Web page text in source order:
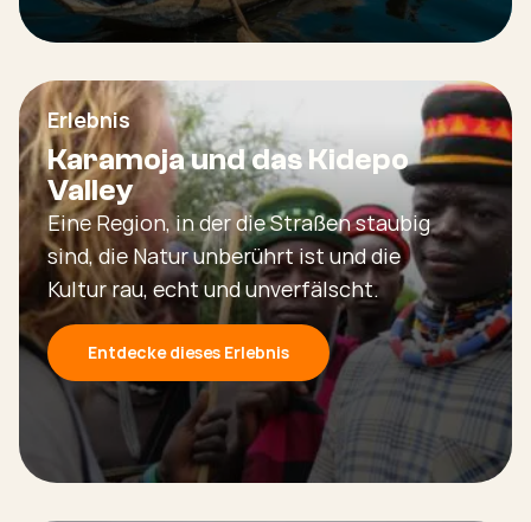
Erlebnis
Karamoja und das Kidepo
Valley
Eine Region, in der die Straßen staubig
sind, die Natur unberührt ist und die
Kultur rau, echt und unverfälscht.
Entdecke dieses Erlebnis